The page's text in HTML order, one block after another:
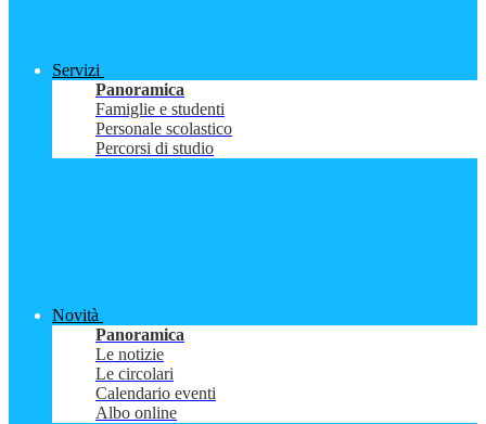
Servizi
Panoramica
Famiglie e studenti
Personale scolastico
Percorsi di studio
Novità
Panoramica
Le notizie
Le circolari
Calendario eventi
Albo online